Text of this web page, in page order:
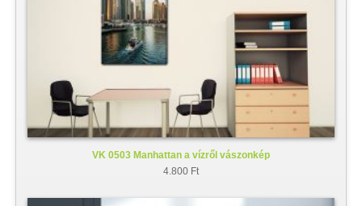
VK 0503 Manhattan a vízről vászonkép
4.800 Ft